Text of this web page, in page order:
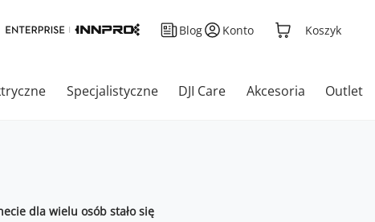
Blog Konto Koszyk
Specjalistyczne DJI Care Akcesoria Outlet
dla wielu osób stało się